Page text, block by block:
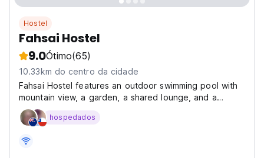
Hostel
Fahsai Hostel
9.0Ótimo(65)
10.33km do centro da cidade
Fahsai Hostel features an outdoor swimming pool with
mountain view, a garden, a shared lounge, and a
terrace in Ao Nang Beach. The accommodation offers
a range of water sports facilities, as well as a
tour...
hospedados